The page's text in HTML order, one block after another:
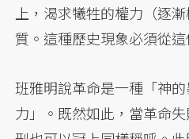
上，渴求犧牲的權力（逐
質。這種歷史現象必須從這
班雅明說革命是一種「神
力」。既然如此，當革命